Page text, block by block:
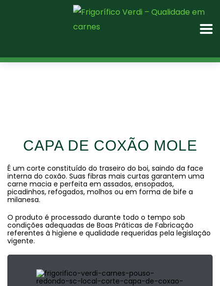
CAPA DE COXÃO MOLE
É um corte constituído do traseiro do boi, saindo da face
interna do coxão. Suas fibras mais curtas garantem uma
carne macia e perfeita em assados, ensopados,
picadinhos, refogados, molhos ou em forma de bife a
milanesa.
O produto é processado durante todo o tempo sob
condições adequadas de Boas Práticas de Fabricação
referentes à higiene e qualidade requeridas pela legislação
vigente.